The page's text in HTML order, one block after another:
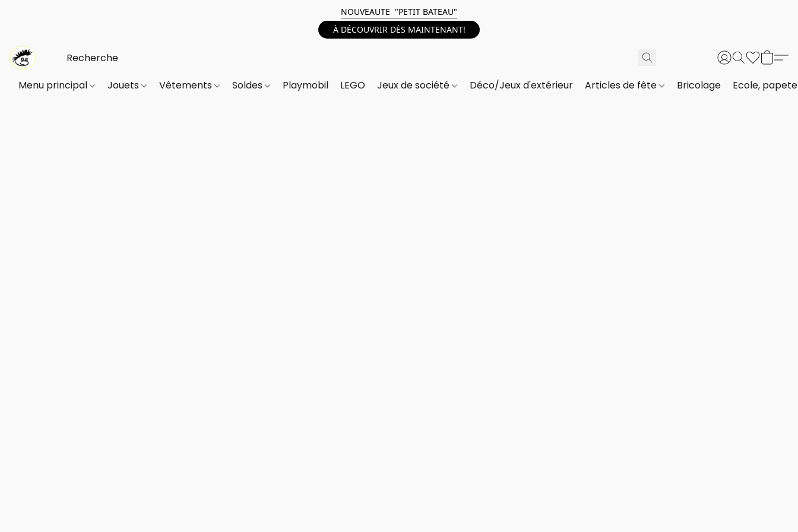
NOUVEAUTE "PETIT BATEAU"
À DÉCOUVRIR DÈS MAINTENANT!
Menu principal Jouets Vêtements Soldes Playmobil LEGO Jeux de société Déco/Jeux d'extérieur Articles de fête Bricolage Ecole,